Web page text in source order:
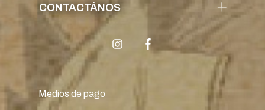
CONTACTÁNOS
Medios de pago